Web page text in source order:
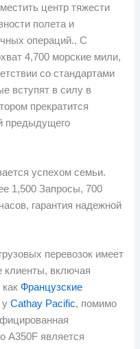
центр тяжести
полета и
операций.. С
4,700 морские мили,
со стандартами
вступят в силу в
прекратится
предыдущего
успехом семьи.
1,500 Запросы, 700
гарантия надежной
перевозок имеет
клиенты, включая
какФранцузские
уCathay Pacific, помимо
A350F является